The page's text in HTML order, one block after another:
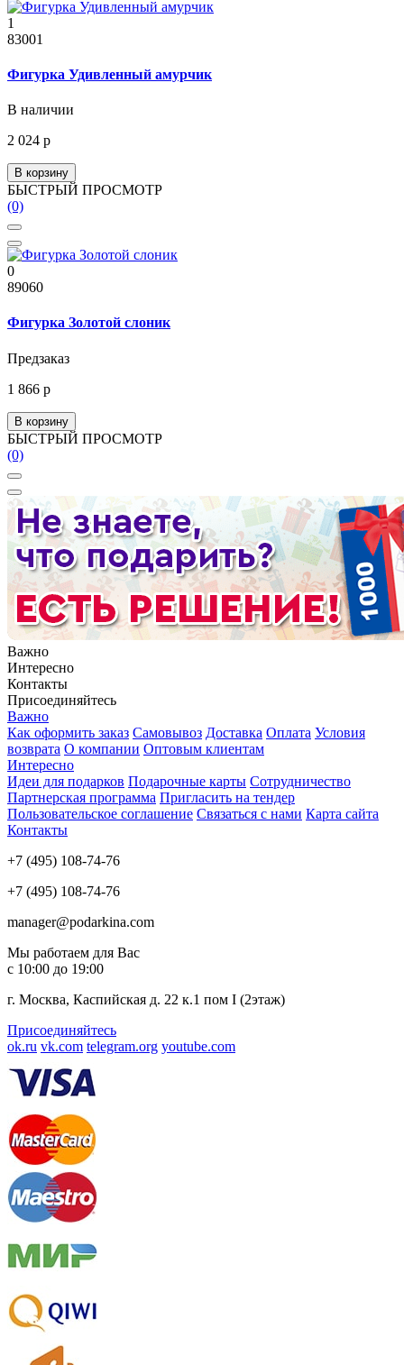
1
83001
Фигурка Удивленный амурчик
В наличии
2 024 р
В корзину
БЫСТРЫЙ ПРОСМОТР
(0)
0
89060
Фигурка Золотой слоник
Предзаказ
1 866 р
В корзину
БЫСТРЫЙ ПРОСМОТР
(0)
Важно
Интересно
Контакты
Присоединяйтесь
Важно
Как оформить заказ Самовывоз Доставка Оплата Условия
возврата О компании Оптовым клиентам
Интересно
Идеи для подарков Подарочные карты Сотрудничество
Партнерская программа Пригласить на тендер
Пользовательское соглашение Связаться с нами Карта сайта
Контакты
+7 (495) 108-74-76
+7 (495) 108-74-76
manager@podarkina.com
Мы работаем для Вас
с 10:00 до 19:00
г. Москва, Каспийская д. 22 к.1 пом I (2этаж)
Присоединяйтесь
ok.ru vk.com telegram.org youtube.com